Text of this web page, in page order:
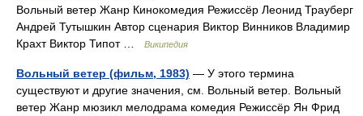
Вольный ветер Жанр Кинокомедия Режиссёр Леонид Трауберг
Андрей Тутышкин Автор сценария Виктор Винников Владимир
Крахт Виктор Типот …
Википедия
Вольный ветер (фильм, 1983) — У этого термина
существуют и другие значения, см. Вольный ветер. Вольный
ветер Жанр мюзикл мелодрама комедия Режиссёр Ян Фрид